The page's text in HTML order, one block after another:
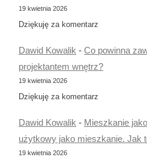
19 kwietnia 2026
Dziękuję za komentarz
Dawid Kowalik -Co powinna
projektantem wnętrz?
19 kwietnia 2026
Dziękuję za komentarz
Dawid Kowalik - Mieszkanie
użytkowy jako mieszkanie. Jak
19 kwietnia 2026